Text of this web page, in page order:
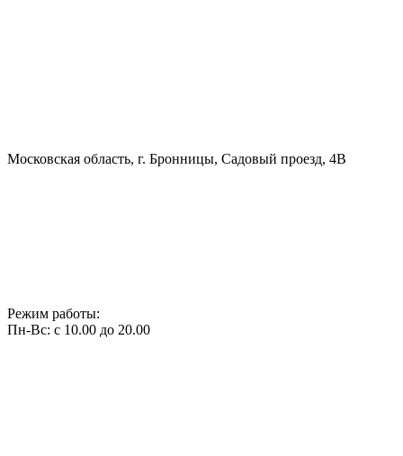
Московская область, г. Бронницы, Садовый проезд, 4В
Режим работы:
Пн-Вс: с 10.00 до 20.00